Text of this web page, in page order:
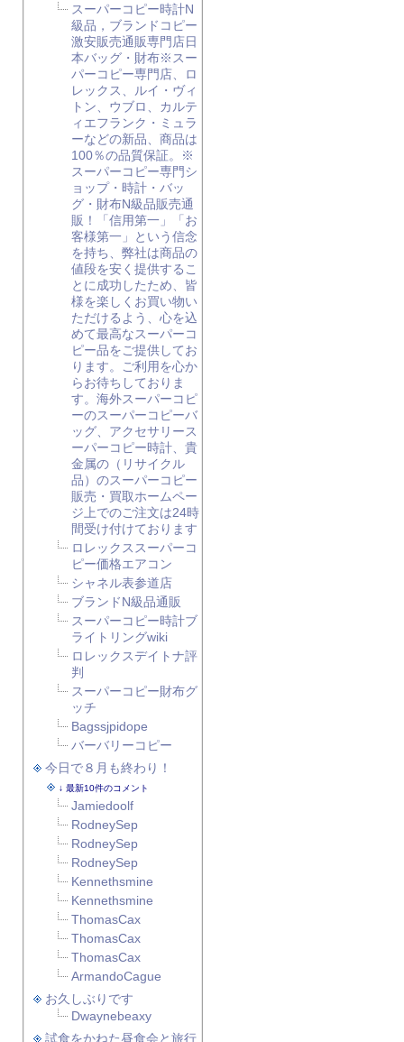
スーパーコピー時計N
級品，ブランドコピー
激安販売通販専門店日
本バッグ・財布※スー
パーコピー専門店、ロ
レックス、ルイ・ヴィ
トン、ウブロ、カルテ
ィエフランク・ミュラ
ーなどの新品、商品は
100％の品質保証。※
スーパーコピー専門シ
ョップ・時計・バッ
グ・財布N級品販売通
販！「信用第一」「お
客様第一」という信念
を持ち、弊社は商品の
値段を安く提供するこ
とに成功したため、皆
様を楽しくお買い物い
ただけるよう、心を込
めて最高なスーパーコ
ピー品をご提供してお
ります。ご利用を心か
らお待ちしておりま
す。海外スーパーコピ
ーのスーパーコピーバ
ッグ、アクセサリース
ーパーコピー時計、貴
金属の（リサイクル
品）のスーパーコピー
販売・買取ホームペー
ジ上でのご注文は24時
間受け付けております
ロレックススーパーコ
ピー価格エアコン
シャネル表参道店
ブランドN級品通販
スーパーコピー時計ブ
ライトリングwiki
ロレックスデイトナ評
判
スーパーコピー財布グ
ッチ
Bagssjpidope
バーバリーコピー
今日で８月も終わり！
最新10件のコメント
Jamiedoolf
RodneySep
RodneySep
RodneySep
Kennethsmine
Kennethsmine
ThomasCax
ThomasCax
ThomasCax
ArmandoCague
お久しぶりです
Dwaynebeaxy
試食をかねた昼食会と旅行